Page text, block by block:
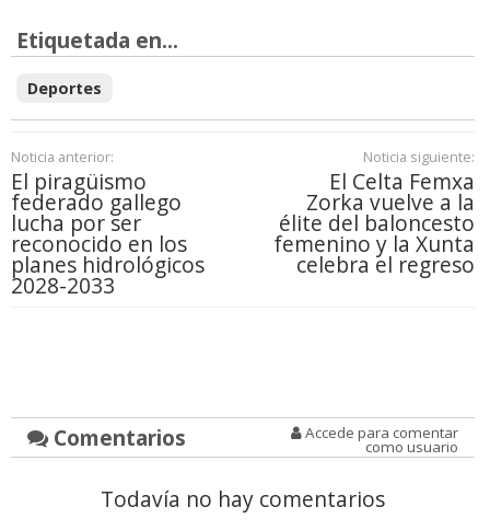
Etiquetada en...
Deportes
Noticia anterior:
El piragüismo
federado gallego
lucha por ser
reconocido en los
planes hidrológicos
2028-2033
Noticia siguiente:
El Celta Femxa
Zorka vuelve a la
élite del baloncesto
femenino y la Xunta
celebra el regreso
Comentarios Accede para comentar
como usuario
Todavía no hay comentarios